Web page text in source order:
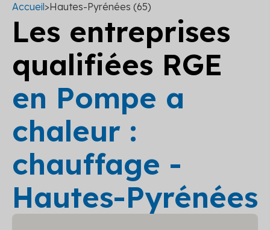
Accueil>Hautes-Pyrénées (65)
Les entreprises
qualifiées RGE
en Pompe a
chaleur :
chauffage -
Hautes-Pyrénées